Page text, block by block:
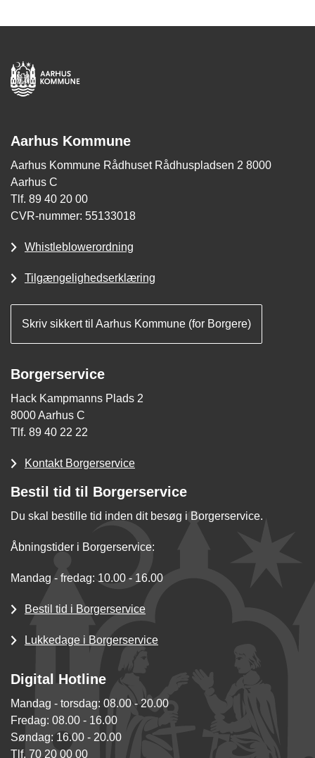
Aarhus Kommune
Aarhus Kommune Rådhuset Rådhuspladsen 2 8000
Aarhus C
Tlf. 89 40 20 00
CVR-nummer: 55133018
Whistleblowerordning
Tilgængelighedserklæring
Skriv sikkert til Aarhus Kommune (for Borgere)
Borgerservice
Hack Kampmanns Plads 2
8000 Aarhus C
Tlf. 89 40 22 22
Kontakt Borgerservice
Bestil tid til Borgerservice
Du skal bestille tid inden dit besøg i Borgerservice.
Åbningstider i Borgerservice:
Mandag - fredag: 10.00 - 16.00
Bestil tid i Borgerservice
Lukkedage i Borgerservice
Digital Hotline
Mandag - torsdag: 08.00 - 20.00
Fredag: 08.00 - 16.00
Søndag: 16.00 - 20.00
Tlf. 70 20 00 00